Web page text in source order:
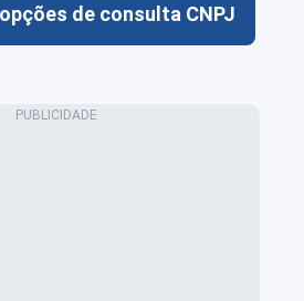
de consulta CNPJ